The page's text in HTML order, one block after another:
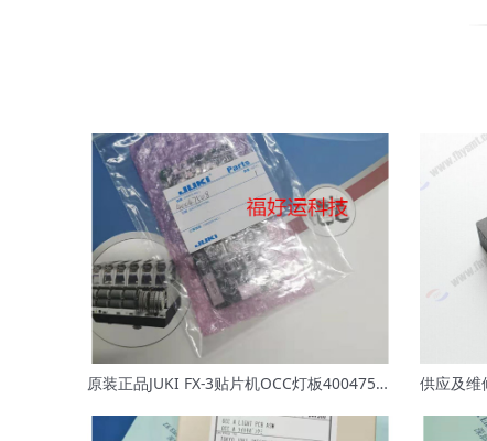
原装正品JUKI FX-3贴片机OCC灯板40047508 OCC A LIGHT PCB ASM